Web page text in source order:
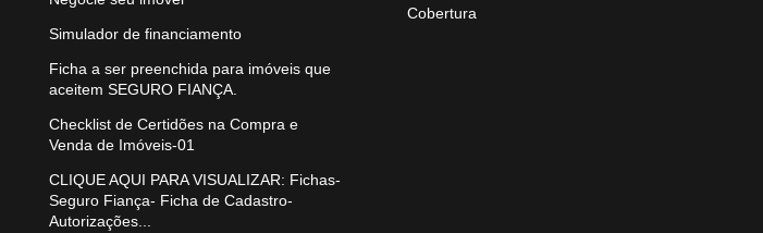
Simulador de financiamento
Ficha a ser preenchida para imóveis que
aceitem SEGURO FIANÇA.
Checklist de Certidões na Compra e
Venda de Imóveis-01
CLIQUE AQUI PARA VISUALIZAR: Fichas-
Seguro Fiança- Ficha de Cadastro-
Autorizações...
Cobertura